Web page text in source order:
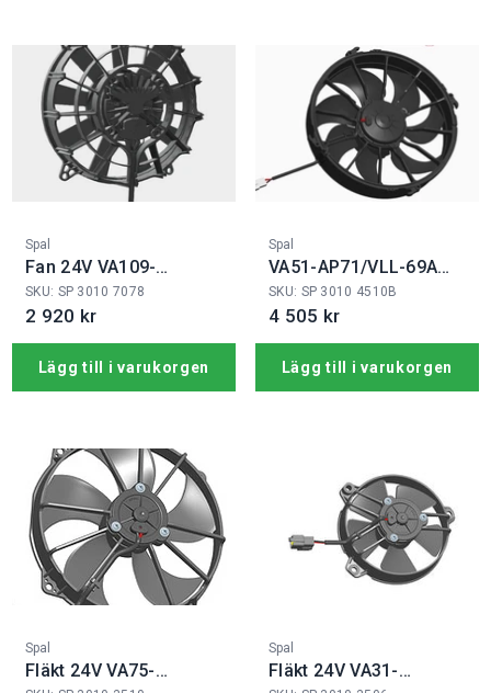
Fabrikat:
Spal
Fan 24V VA109-
BBL330PN-109A
SKU: SP 3010 7078
2 920 kr
Lägg till i varukorgen
Fabrikat:
Spal
VA51-AP71/VLL-69A
12V
SKU: SP 3010 4510B
4 505 kr
Lägg till i varukorgen
Fabrikat:
Spal
Fläkt 24V VA75-
Fabrikat:
Spal
Fläkt 24V VA31-